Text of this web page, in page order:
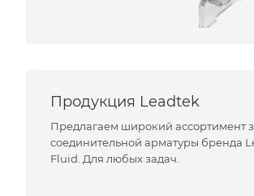
Продукция Leadtek
Предлагаем широкий ассортимент
соединительной арматуры бренда
Fluid. Для любых задач.